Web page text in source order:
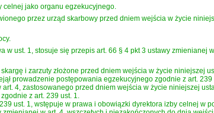
celnej jako organu egzekucyjnego.
przez urząd skarbowy przed dniem wejścia w życie
ust. 1, stosuje się przepis art. 66 § 4 pkt 3 ustawy zmienianej
i zarzuty złożone przed dniem wejścia w życie niniejszej
prowadzenie postępowania egzekucyjnego zgodnie z art. 239
4, zastosowanego przed dniem wejścia w życie niniejszej
z art. 239 ust. 1.
ust. 1, wstępuje w prawa i obowiązki dyrektora izby celnej w